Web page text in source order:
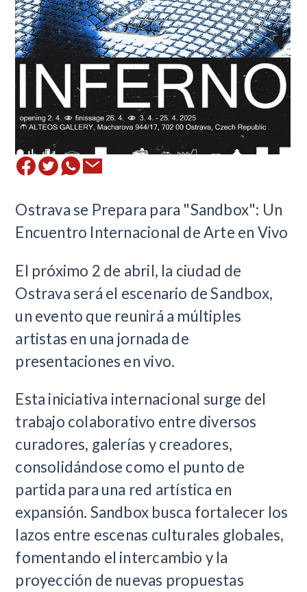
Ostrava se Prepara para "Sandbox": Un
Encuentro Internacional de Arte en Vivo
El próximo 2 de abril, la ciudad de
Ostrava será el escenario de Sandbox,
un evento que reunirá a múltiples
artistas en una jornada de
presentaciones en vivo.
Esta iniciativa internacional surge del
trabajo colaborativo entre diversos
curadores, galerías y creadores,
consolidándose como el punto de
partida para una red artística en
expansión. Sandbox busca fortalecer los
lazos entre escenas culturales globales,
fomentando el intercambio y la
proyección de nuevas propuestas